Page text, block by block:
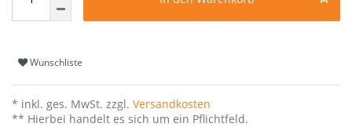
Wunschliste
* inkl. ges. MwSt. zzgl. Versandkosten
** Hierbei handelt es sich um ein Pflichtfeld.